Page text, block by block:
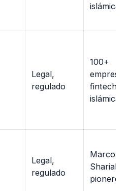
islámicas
Legal,
regulado
100+
empresas
fintech
islámicas
Legal,
regulado
Marco
Shariah
pionero